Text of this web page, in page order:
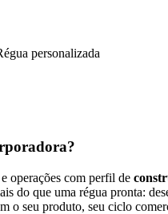
personalizada
e operações com perfil de
do que uma régua pronta:
o seu produto, seu ciclo